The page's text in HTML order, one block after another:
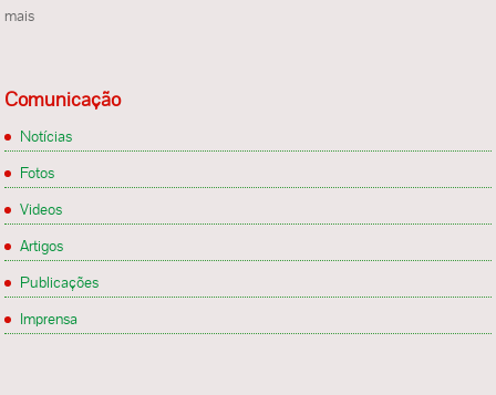
mais
Comunicação
Notícias
Fotos
Videos
Artigos
Publicações
Imprensa